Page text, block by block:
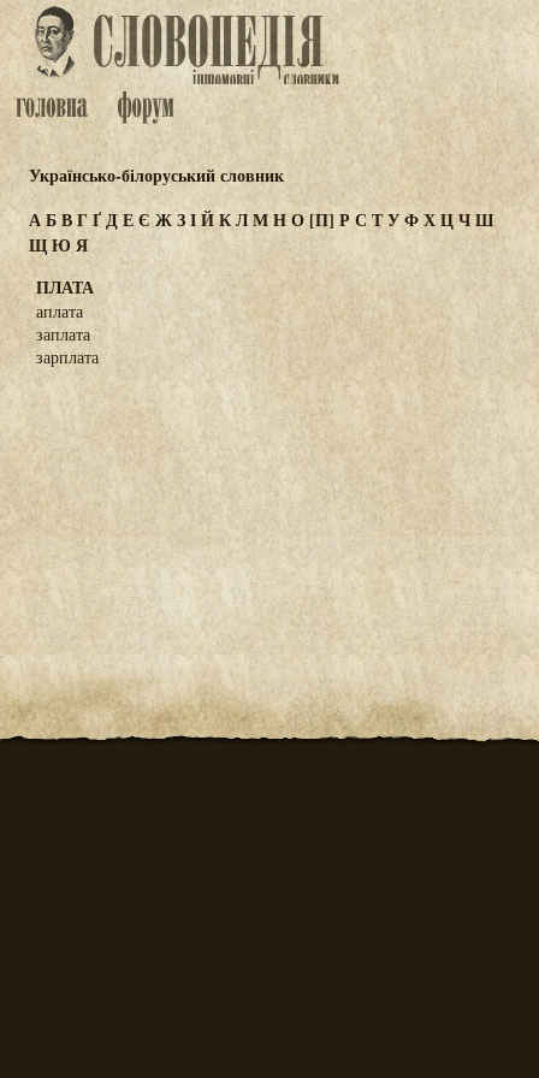
Українсько-білоруський словник
АБВГҐДЕЄ ЖЗІЙКЛМНО[П] Р С ТУФХЦЧШ
ЩЮ Я
ПЛАТА
аплата
заплата
зарплата